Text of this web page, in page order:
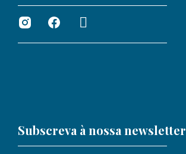
Subscreva à nossa newsletter